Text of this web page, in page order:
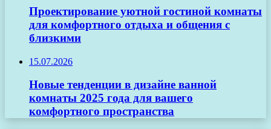
Проектирование уютной гостиной комнаты
для комфортного отдыха и общения с
близкими
15.07.2026
Новые тенденции в дизайне ванной
комнаты 2025 года для вашего
комфортного пространства